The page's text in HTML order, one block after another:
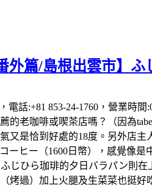
外篇/島根出雲市】
電話:+81 853-24-1760，營業時
的老咖啡或喫茶店嗎？（因為
又是恰到好處的18度。另外店
ーヒー（1600日幣），感覺像
じひら珈琲的夕日バラパン則
烤過）加上火腿及生菜菜也挺